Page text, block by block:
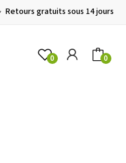
Retours gratuits sous 14 jours
0 0